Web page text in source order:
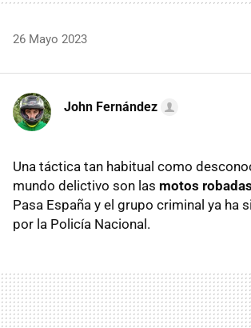
26 Mayo 2023
John Fernández
Una táctica tan habitual como
mundo delictivo son las motos
Pasa España y el grupo criminal ya ha
por la Policía Nacional.